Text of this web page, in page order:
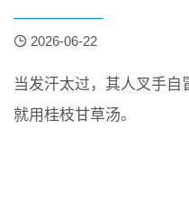
2026-06-22
当发汗太过，其人叉手
就用桂枝甘草汤。